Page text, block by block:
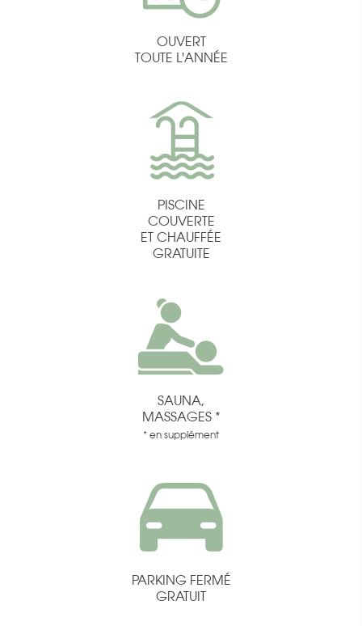
OUVERT
TOUTE L'ANNÉE
PISCINE
COUVERTE
ET CHAUFFÉE
GRATUITE
SAUNA,
MASSAGES *
* en supplément
PARKING FERMÉ
GRATUIT